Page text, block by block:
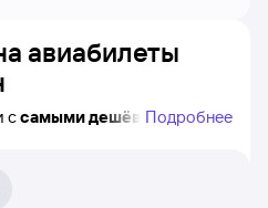
авиабилеты
ссамыми дешёвыми
Выберите день,
билетов на нужный рейс и
Подробнее